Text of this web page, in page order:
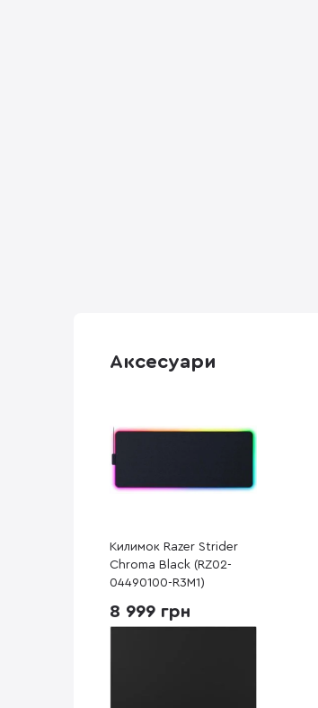
Аксесуари
Килимок Razer Strider
Chroma Black (RZ02-
04490100-R3M1)
8 999 грн